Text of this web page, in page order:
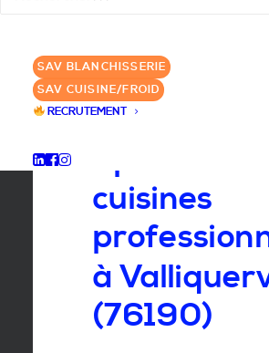
SAV BLANCHISSERIE
SAV CUISINE/FROID
RECRUTEMENT
✆ 09 78 083 083
GROUPE SEBI
Spécialiste
cuisines
à
(76190)